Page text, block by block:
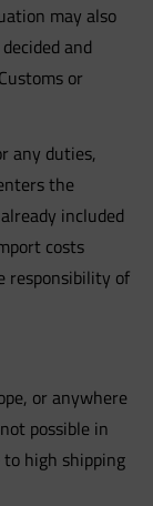
may also
and
or
any duties,
the
included
costs
responsibility of
or anywhere
possible in
high shipping